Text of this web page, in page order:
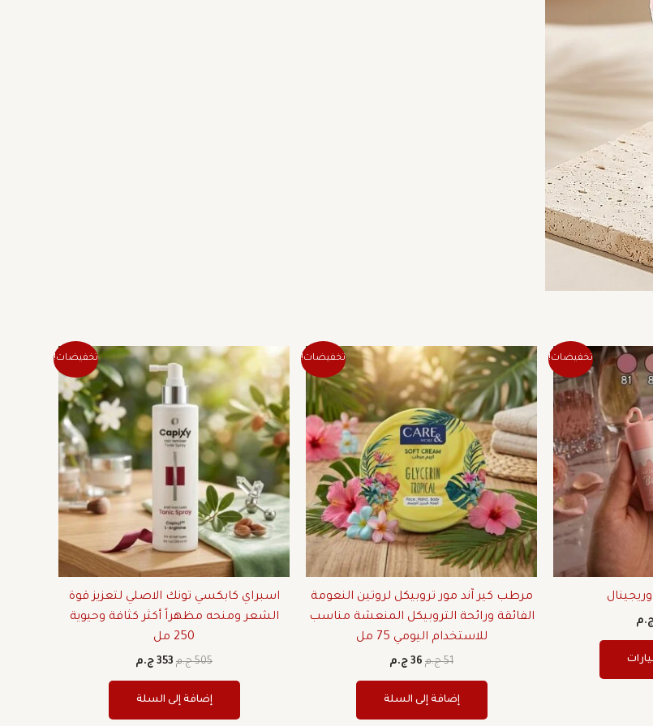
تخفيضات!
السعر
الحالي
هو:
56 ج.م.
هناك
العديد
من
الأشكال
المختلفة
لهذا
المنتج.
يمكن
اختيار
الخيارات
على
صفحة
تخفيضات!
مرطب كير آند مور تروبيكل لروتين النعومة
الفائقة ورائحة التروبيكل المنعشة مناسب
للاستخدام اليومي 75 مل
51 ج.م
السعر
الأصلي
هو:
51 ج.م.
36 ج.م
السعر
الحالي
هو:
36 ج.م.
إضافة إلى السلة
تخفيضات!
اسبراي كابكسي تونك الاصلي لتعزيز قوة
الشعر ومنحه مظهراً أكثر كثافة وحيوية
250 مل
505 ج.م
السعر
الأصلي
هو:
505 ج.م.
353 ج.م
السعر
الحالي
هو:
353 ج.م.
إضافة إلى السلة